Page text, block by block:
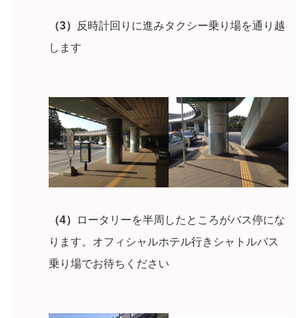
（3）
反時計回りに進みタクシー乗り場を通り越
します
（4）
ロータリーを半周したところがバス停にな
ります。オフィシャルホテル行きシャトルバス
乗り場でお待ちください